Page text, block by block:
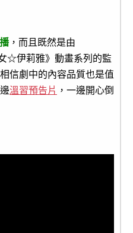
，而且既然是由
☆伊莉雅》動畫系列的監
信劇中的內容品質也是值
溫習預告片 ，一邊開心倒